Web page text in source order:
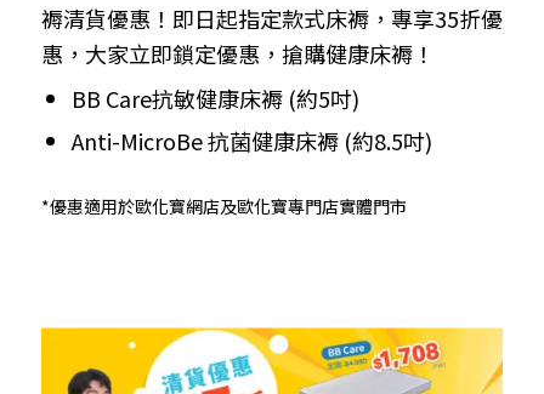
褥清貨優惠！即日起指定款式床褥，專享35折優
惠，大家立即鎖定優惠，搶購健康床褥！
BB Care抗敏健康床褥 (約5吋)
Anti-MicroBe 抗菌健康床褥 (約8.5吋)
*優惠適用於歐化寶網店及歐化寶專門店實體門市